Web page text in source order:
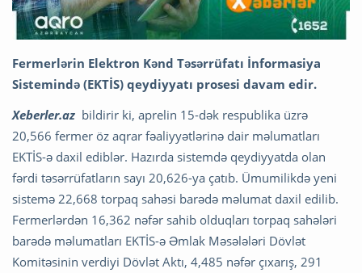
Fermerlərin Elektron Kənd Təsərrüfatı İnformasiya
Sistemində (EKTİS) qeydiyyatı prosesi davam edir.
Xeberler.az bildirir ki, aprelin 15-dək respublika üzrə
20,566 fermer öz aqrar fəaliyyətlərinə dair məlumatları
EKTİS-ə daxil ediblər. Hazırda sistemdə qeydiyyatda olan
fərdi təsərrüfatların sayı 20,626-ya çatıb. Ümumilikdə yeni
sistemə 22,668 torpaq sahəsi barədə məlumat daxil edilib.
Fermerlərdən 16,362 nəfər sahib olduqları torpaq sahələri
barədə məlumatları EKTİS-ə Əmlak Məsələləri Dövlət
Komitəsinin verdiyi Dövlət Aktı, 4,485 nəfər çıxarış, 291